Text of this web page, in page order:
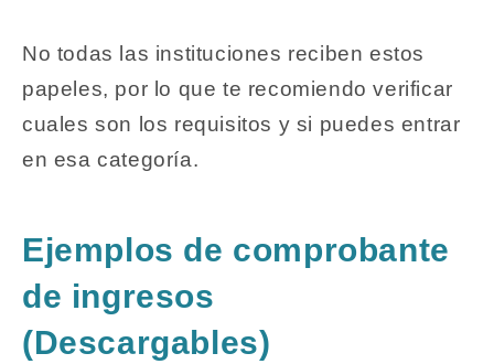
No todas las instituciones reciben estos
papeles, por lo que te recomiendo verificar
cuales son los requisitos y si puedes entrar
en esa categoría.
Ejemplos de comprobante
de ingresos
(Descargables)